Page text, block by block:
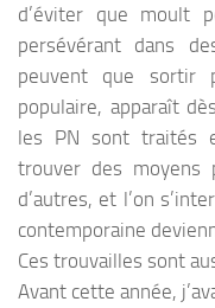
d’éviter que moult
persévérant dans
peuvent que sortir
populaire, apparaît
les PN sont traités
trouver des moyens
d’autres, et l’on
contemporaine
Ces trouvailles sont
Avant cette année,